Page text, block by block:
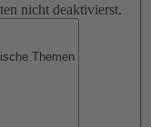
nicht deaktivierst.